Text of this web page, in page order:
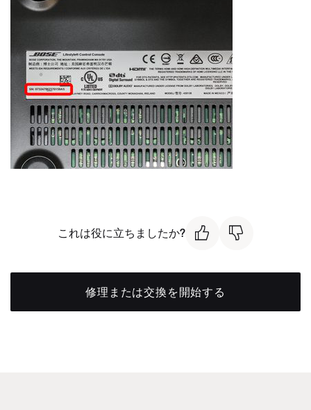
これは役に立ちましたか?
修理または交換を開始する